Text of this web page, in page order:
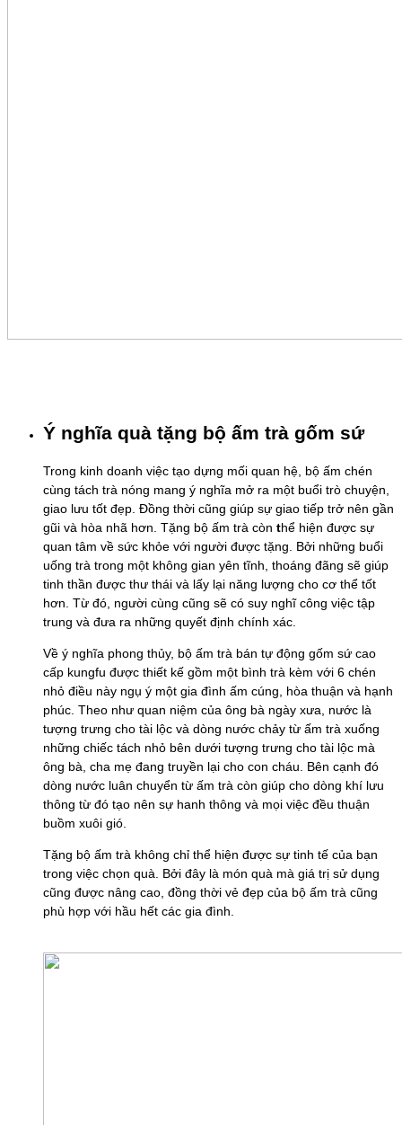
Ý nghĩa quà tặng bộ ấm trà gốm sứ
Trong kinh doanh việc tạo dựng mối quan hệ, bộ ấm chén
cùng tách trà nóng mang ý nghĩa mở ra một buổi trò chuyện,
giao lưu tốt đẹp. Đồng thời cũng giúp sự giao tiếp trở nên gần
gũi và hòa nhã hơn. Tặng bộ ấm trà còn thể hiện được sự
quan tâm về sức khỏe với người được tặng. Bởi những buổi
uống trà trong một không gian yên tĩnh, thoáng đãng sẽ giúp
tinh thần được thư thái và lấy lại năng lượng cho cơ thể tốt
hơn. Từ đó, người cùng cũng sẽ có suy nghĩ công việc tập
trung và đưa ra những quyết định chính xác.
Về ý nghĩa phong thủy, bộ ấm trà bán tự động gốm sứ cao
cấp kungfu được thiết kế gồm một bình trà kèm với 6 chén
nhỏ điều này ngụ ý một gia đình ấm cúng, hòa thuận và hạnh
phúc. Theo như quan niệm của ông bà ngày xưa, nước là
tượng trưng cho tài lộc và dòng nước chảy từ ấm trà xuống
những chiếc tách nhỏ bên dưới tượng trưng cho tài lộc mà
ông bà, cha mẹ đang truyền lại cho con cháu. Bên cạnh đó
dòng nước luân chuyển từ ấm trà còn giúp cho dòng khí lưu
thông từ đó tạo nên sự hanh thông và mọi việc đều thuận
buồm xuôi gió.
Tặng bộ ấm trà không chỉ thể hiện được sự tinh tế của bạn
trong việc chọn quà. Bởi đây là món quà mà giá trị sử dụng
cũng được nâng cao, đồng thời vẻ đẹp của bộ ấm trà cũng
phù hợp với hầu hết các gia đình.